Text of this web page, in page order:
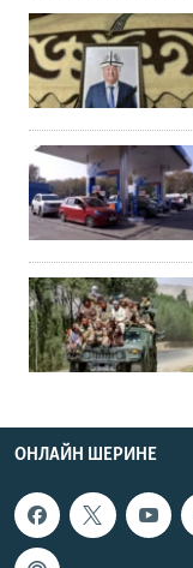
ОНЛАЙН ШЕРИНЕ